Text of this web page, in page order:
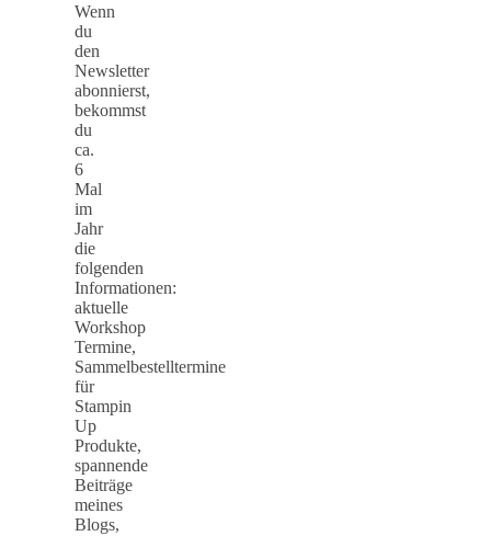
Wenn
du
den
Newsletter
abonnierst,
bekommst
du
ca.
6
Mal
im
Jahr
die
folgenden
Informationen:
aktuelle
Workshop
Termine,
Sammelbestelltermine
für
Stampin
Up
Produkte,
spannende
Beiträge
meines
Blogs,